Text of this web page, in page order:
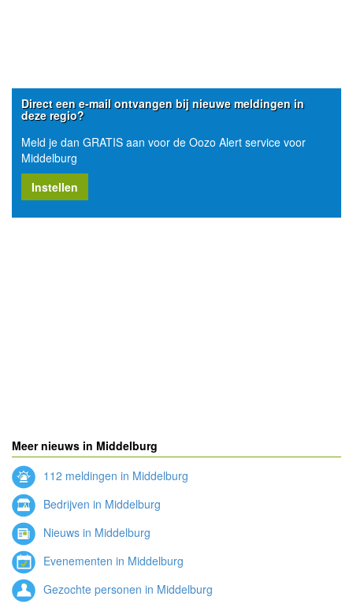
Direct een e-mail ontvangen bij nieuwe meldingen in
deze regio?
Meld je dan GRATIS aan voor de Oozo Alert service voor
Middelburg
Instellen
Meer nieuws in Middelburg
112 meldingen in Middelburg
Bedrijven in Middelburg
Nieuws in Middelburg
Evenementen in Middelburg
Gezochte personen in Middelburg